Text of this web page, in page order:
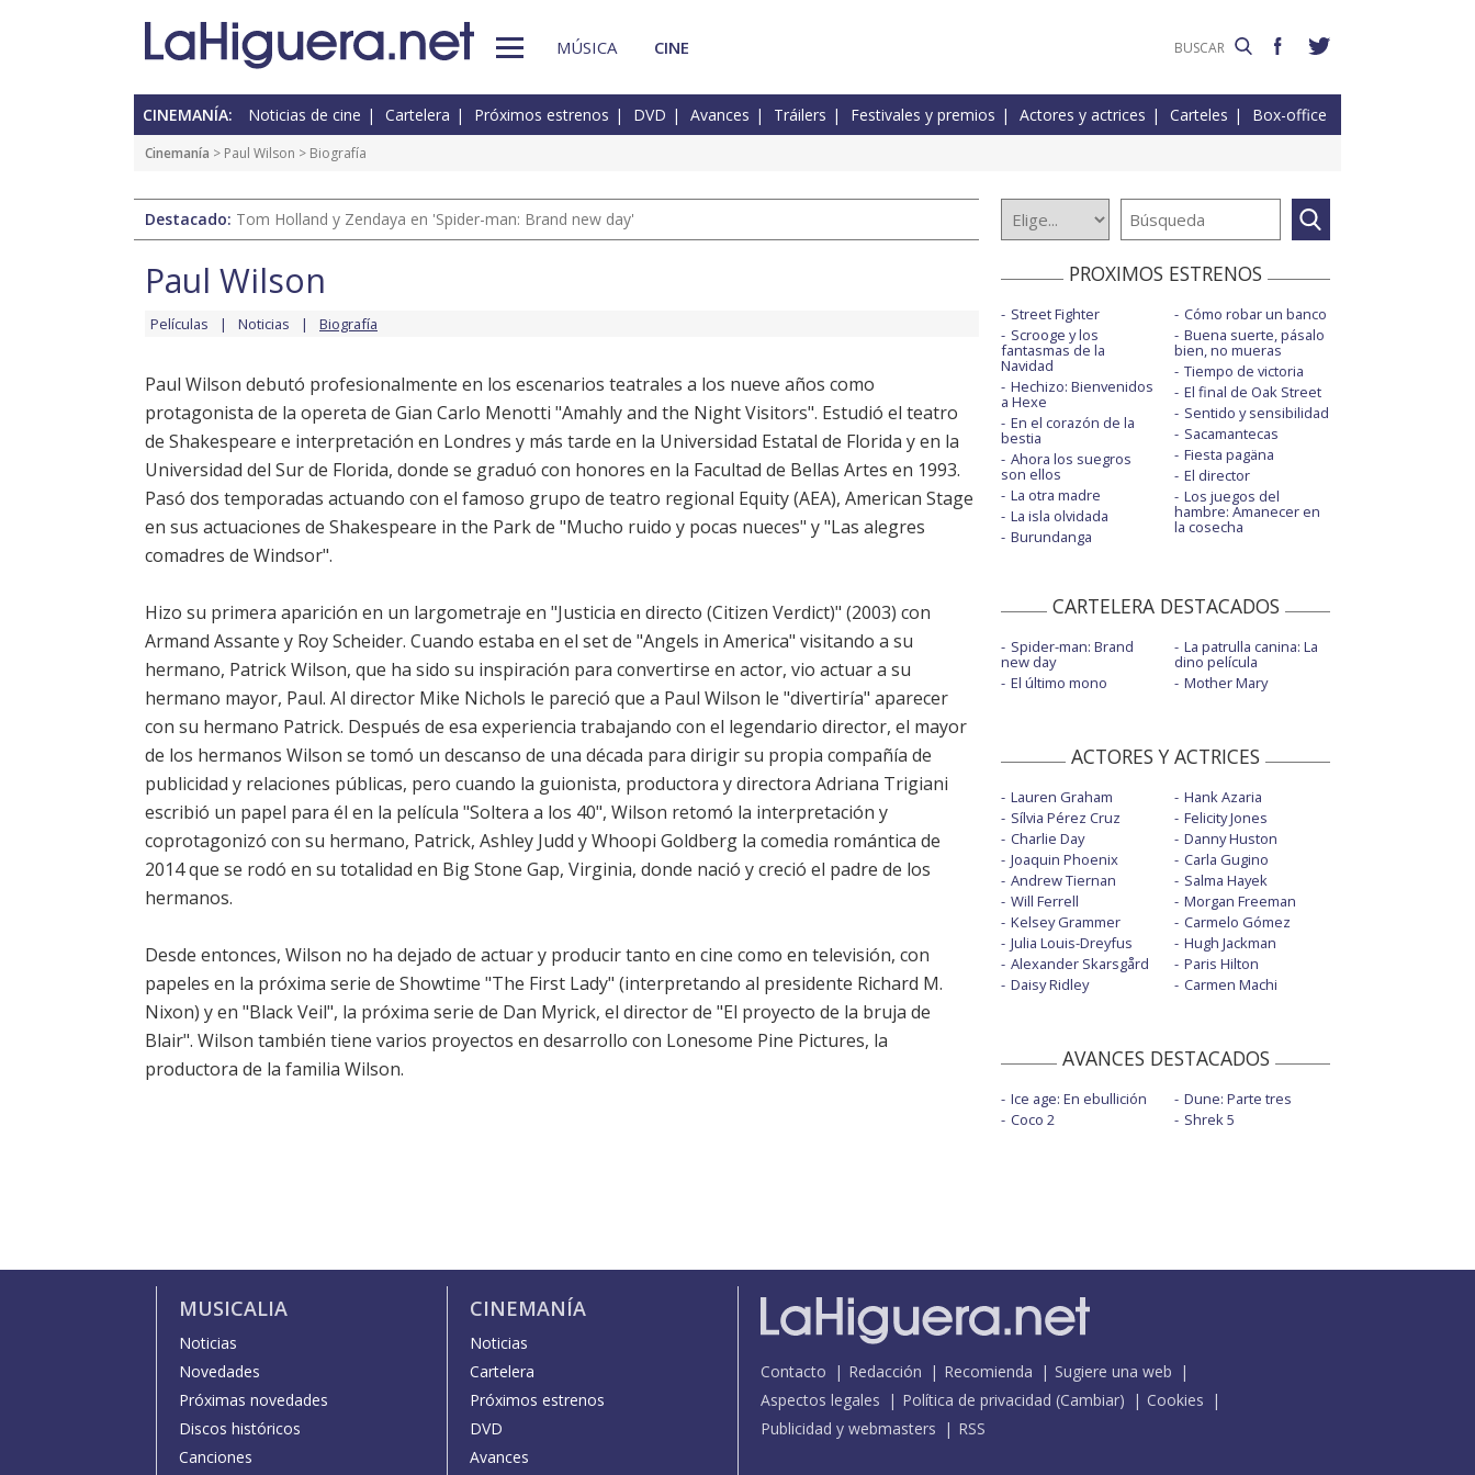
MÚSICA CINE
CINEMANÍA: Noticias de cine Cartelera Próximos estrenos DVD Avances Tráilers Festivales y premios Actores y actrices Carteles Box-office
Cinemanía > Paul Wilson > Biografía
Destacado: Tom Holland y Zendaya en 'Spider-man: Brand new day'
Paul Wilson
Películas Noticias Biografía
Paul Wilson debutó profesionalmente en los escenarios teatrales a los nueve años como
protagonista de la opereta de Gian Carlo Menotti "Amahly and the Night Visitors". Estudió el teatro
de Shakespeare e interpretación en Londres y más tarde en la Universidad Estatal de Florida y en la
Universidad del Sur de Florida, donde se graduó con honores en la Facultad de Bellas Artes en 1993.
Pasó dos temporadas actuando con el famoso grupo de teatro regional Equity (AEA), American Stage
en sus actuaciones de Shakespeare in the Park de "Mucho ruido y pocas nueces" y "Las alegres
comadres de Windsor".
Hizo su primera aparición en un largometraje en "Justicia en directo (Citizen Verdict)" (2003) con
Armand Assante y Roy Scheider. Cuando estaba en el set de "Angels in America" visitando a su
hermano, Patrick Wilson, que ha sido su inspiración para convertirse en actor, vio actuar a su
hermano mayor, Paul. Al director Mike Nichols le pareció que a Paul Wilson le "divertiría" aparecer
con su hermano Patrick. Después de esa experiencia trabajando con el legendario director, el mayor
de los hermanos Wilson se tomó un descanso de una década para dirigir su propia compañía de
publicidad y relaciones públicas, pero cuando la guionista, productora y directora Adriana Trigiani
escribió un papel para él en la película "Soltera a los 40", Wilson retomó la interpretación y
coprotagonizó con su hermano, Patrick, Ashley Judd y Whoopi Goldberg la comedia romántica de
2014 que se rodó en su totalidad en Big Stone Gap, Virginia, donde nació y creció el padre de los
hermanos.
Desde entonces, Wilson no ha dejado de actuar y producir tanto en cine como en televisión, con
papeles en la próxima serie de Showtime "The First Lady" (interpretando al presidente Richard M.
Nixon) y en "Black Veil", la próxima serie de Dan Myrick, el director de "El proyecto de la bruja de
Blair". Wilson también tiene varios proyectos en desarrollo con Lonesome Pine Pictures, la
productora de la familia Wilson.
PROXIMOS ESTRENOS
Street Fighter
Scrooge y los
fantasmas de la
Navidad
Hechizo: Bienvenidos
a Hexe
En el corazón de la
bestia
Ahora los suegros
son ellos
La otra madre
La isla olvidada
Burundanga
Cómo robar un banco
Buena suerte, pásalo
bien, no mueras
Tiempo de victoria
El final de Oak Street
Sentido y sensibilidad
Sacamantecas
Fiesta pagäna
El director
Los juegos del
hambre: Amanecer en
la cosecha
CARTELERA DESTACADOS
Spider-man: Brand
new day
El último mono
La patrulla canina: La
dino película
Mother Mary
ACTORES Y ACTRICES
Lauren Graham
Sílvia Pérez Cruz
Charlie Day
Joaquin Phoenix
Andrew Tiernan
Will Ferrell
Kelsey Grammer
Julia Louis-Dreyfus
Alexander Skarsgård
Daisy Ridley
Hank Azaria
Felicity Jones
Danny Huston
Carla Gugino
Salma Hayek
Morgan Freeman
Carmelo Gómez
Hugh Jackman
Paris Hilton
Carmen Machi
AVANCES DESTACADOS
Ice age: En ebullición
Coco 2
Dune: Parte tres
Shrek 5
MUSICALIA
Noticias
Novedades
Próximas novedades
Discos históricos
Canciones
CINEMANÍA
Noticias
Cartelera
Próximos estrenos
DVD
Avances
Contacto Redacción Recomienda
Sugiere una web
Aspectos legales
Política de privacidad (Cambiar)
Cookies
Publicidad y webmasters
RSS